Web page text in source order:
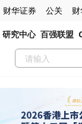
财华证券 公关
研究中心 百强联盟